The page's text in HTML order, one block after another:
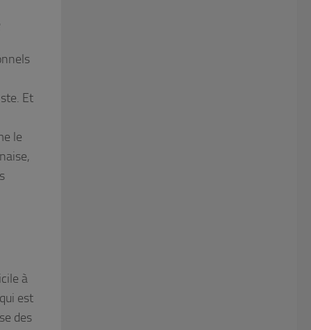
Et
le
à
est
des